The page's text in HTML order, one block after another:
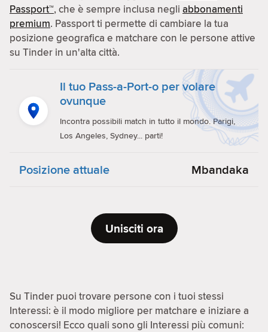
Passport™, che è sempre inclusa negli abbonamenti
premium. Passport ti permette di cambiare la tua
posizione geografica e matchare con le persone attive
su Tinder in un'alta città.
Il tuo Pass-a-Port-o per volare
ovunque
Incontra possibili match in tutto il mondo. Parigi,
Los Angeles, Sydney... parti!
Posizione attuale Mbandaka
Unisciti ora
Su Tinder puoi trovare persone con i tuoi stessi
Interessi: è il modo migliore per matchare e iniziare a
conoscersi! Ecco quali sono gli Interessi più comuni: